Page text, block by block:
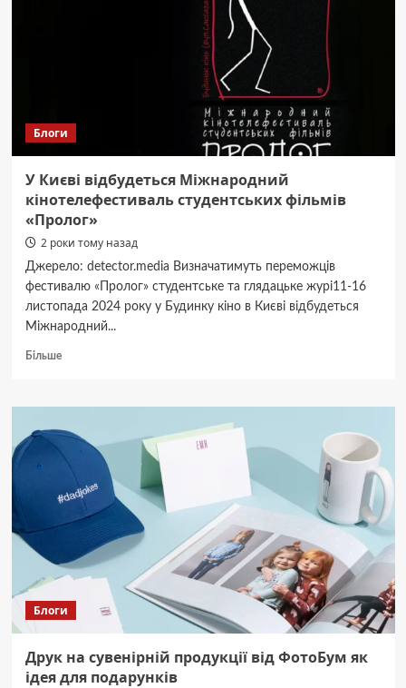
Блоги
У Києві відбудеться Міжнародний
кінотелефестиваль студентських фільмів
«Пролог»
2 роки тому назад
Джерело: detector.media Визначатимуть переможців
фестивалю «Пролог» студентське та глядацьке журі11-16
листопада 2024 року у Будинку кіно в Києві відбудеться
Міжнародний...
БільшеДокладніше
Києві
Міжнародний
кінотелефестиваль
студентських
фільмів
«Пролог»
Блоги
Друк на сувенірній продукції від ФотоБум як
ідея для подарунків